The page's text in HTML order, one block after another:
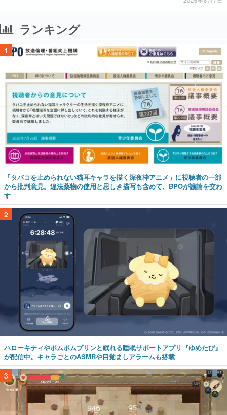
ランキング
1
「タバコを止められない猫耳キャラを描く深夜枠アニメ」に視聴者の一部
から批判意見。違法薬物の使用と思しき描写も含めて、BPOが議論を交わ
す
2
ハローキティやポムポムプリンと眠れる睡眠サポートアプリ『ゆめたび』
が配信中。キャラごとのASMRや目覚ましアラームも搭載
3